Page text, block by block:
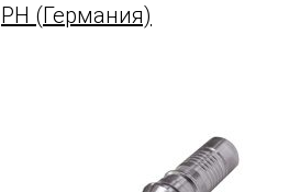
PH (Германия)